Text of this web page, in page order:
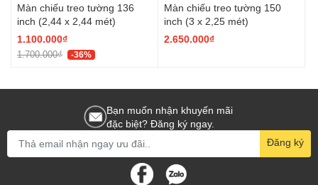
Màn chiếu treo tường 136
inch (2,44 x 2,44 mét)
1.100.000₫
1.700.000₫ -36%
Màn chiếu treo tường 150
inch (3 x 2,25 mét)
2.650.000₫
Bạn muốn nhận khuyến mãi
đặc biệt? Đăng ký ngay.
Đăng ký